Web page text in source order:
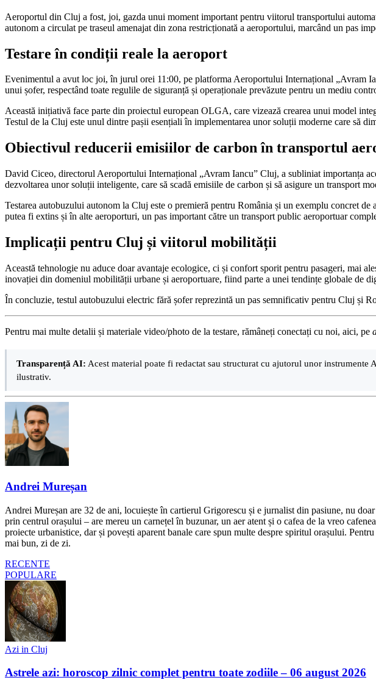
Aeroportul din Cluj a fost, joi, gazda unui moment important pentru viitorul transportului
autonom a circulat pe traseul amenajat din zona restricționată a aeroportului, marcând un pas
Testare în condiții reale la aeroport
Evenimentul a avut loc joi, în jurul orei 11:00, pe platforma Aeroportului Internațional „Avram
unui șofer, respectând toate regulile de siguranță și operaționale prevăzute pentru un mediu
Această inițiativă face parte din proiectul european OLGA, care vizează crearea unui model
Testul de la Cluj este unul dintre pașii esențiali în implementarea unor soluții moderne care să
Obiectivul reducerii emisiilor de carbon în transportul
David Ciceo, directorul Aeroportului Internațional „Avram Iancu” Cluj, a subliniat importanța
dezvoltarea unor soluții inteligente, care să scadă emisiile de carbon și să asigure un transport
Testarea autobuzului autonom la Cluj este o premieră pentru România și un exemplu concret
putea fi extins și în alte aeroporturi, un pas important către un transport public aeroportuar
Implicații pentru Cluj și viitorul mobilității
Această tehnologie nu aduce doar avantaje ecologice, ci și confort sporit pentru pasageri, mai
inovației din domeniul mobilității urbane și aeroportuare, fiind parte a unei tendințe globale de
În concluzie, testul autobuzului electric fără șofer reprezintă un pas semnificativ pentru Cluj și
Pentru mai multe detalii și materiale video/photo de la testare, rămâneți conectați cu noi, aici, pe
Transparență AI: Acest material poate fi redactat sau structurat cu ajutorul unor
ilustrativ.
Andrei Mureșan
Andrei Mureșan are 32 de ani, locuiește în cartierul Grigorescu și e jurnalist din pasiune, nu
prin centrul orașului – are mereu un carnețel în buzunar, un aer atent și o cafea de la vreo
proiecte urbanistice, dar și povești aparent banale care spun multe despre spiritul orașului.
mai bun, zi de zi.
RECENTE
POPULARE
Azi in Cluj
Astrele azi: horoscop zilnic complet pentru toate zodiile – 06 august 2026